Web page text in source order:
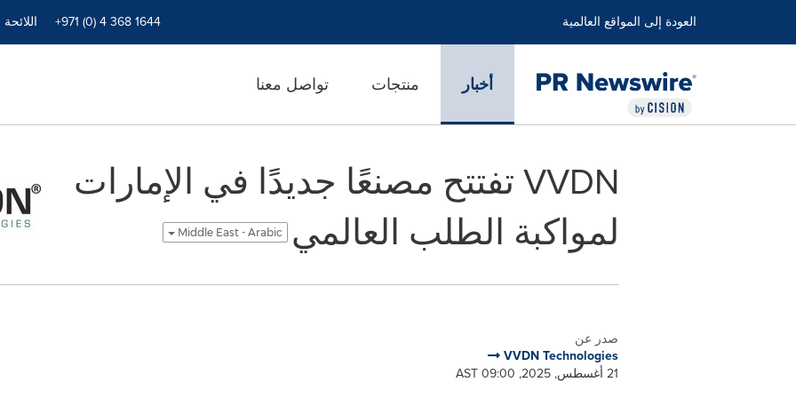
العودة إلى المواقع العالمية +971 (0) 4 368 1644
أخبار منتجات تواصل معنا
VVDN تفتتح مصنعًا جديدًا في الإمارات
لمواكبة الطلب العالمي
Middle East - Arabic
صدر عن
VVDN Technologies
21 أغسطس, 2025, 09:00 AST